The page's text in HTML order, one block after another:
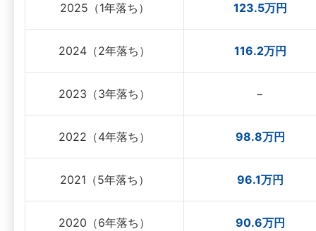
2025（1年落ち） 123.5万円
2024（2年落ち） 116.2万円
2023（3年落ち） −
2022（4年落ち） 98.8万円
2021（5年落ち） 96.1万円
2020（6年落ち） 90.6万円